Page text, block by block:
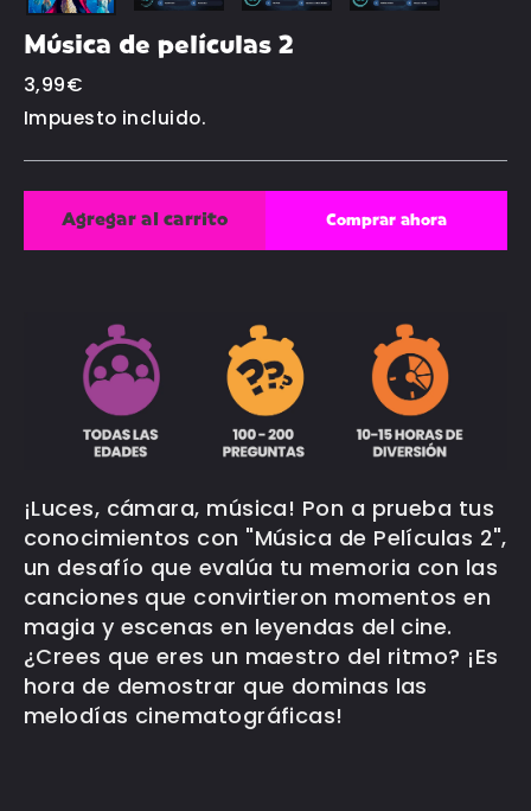
Música de películas 2
Precio
habitual
3,99€
Impuesto incluido.
Agregar al carrito Comprar ahora
¡Luces, cámara, música! Pon a prueba tus
conocimientos con "Música de Películas 2",
un desafío que evalúa tu memoria con las
canciones que convirtieron momentos en
magia y escenas en leyendas del cine.
¿Crees que eres un maestro del ritmo? ¡Es
hora de demostrar que dominas las
melodías cinematográficas!